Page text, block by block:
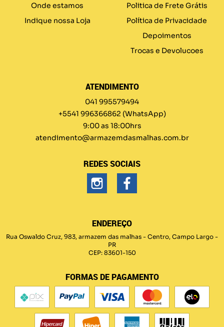
Onde estamos
Indique nossa Loja
Politica de Frete Grátis
Política de Privacidade
Depoimentos
Trocas e Devolucoes
ATENDIMENTO
041 995579494
+5541 996366862 (WhatsApp)
9:00 as 18:00hrs
atendimento@armazemdasmalhas.com.br
REDES SOCIAIS
ENDEREÇO
Rua Oswaldo Cruz, 983, armazem das malhas - Centro, Campo Largo -
PR
CEP: 83601-150
FORMAS DE PAGAMENTO